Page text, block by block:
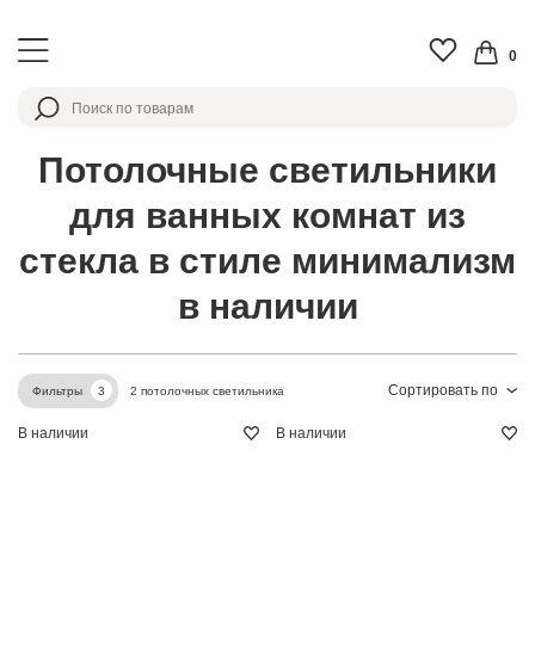
0
Потолочные светильники
для ванных комнат из
стекла в стиле минимализм
в наличии
Сортировать по
Фильтры 3 2 потолочных светильника
В наличии В наличии